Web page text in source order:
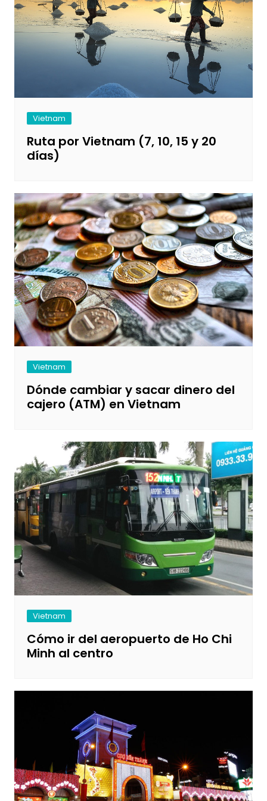
Vietnam
Ruta por Vietnam (7, 10, 15 y 20
días)
Vietnam
Dónde cambiar y sacar dinero del
cajero (ATM) en Vietnam
Vietnam
Cómo ir del aeropuerto de Ho Chi
Minh al centro